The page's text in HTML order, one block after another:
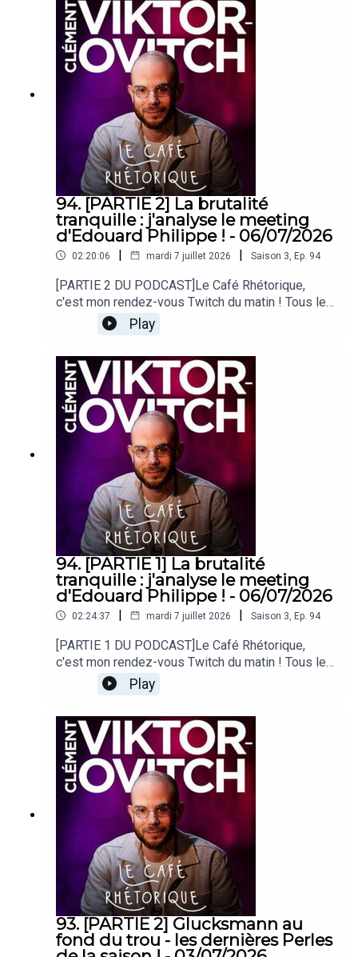
twitch.tv/clemovitch🦋 Bluesky:
https://bsky.app/profile/clemovitch.com📷
Instagram : instagram.com/clemovitch/🧵
Threads : threads.net/@clemovitch📱 TikTok :
tiktok.com/@clemovitch💬 Discord :
discord.gg/clemovitch-922206054308266014
94. [PARTIE 2] La brutalité
tranquille : j'analyse le meeting
d'Edouard Philippe ! - 06/07/2026
02:20:06 | mardi 7 juillet 2026 | Saison 3 Ep. 94
[PARTIE 2 DU PODCAST]Le Café Rhétorique,
c'est mon rendez-vous Twitch du matin ! Tous les
lundi, mercredi et vendredi à 09h00 sur
twitch.tv/clemovitch !Bienvenue dans la
06/07/2026____Rejoins moi :📡 Stream :
twitch.tv/clemovitch🦋 Bluesky:
https://bsky.app/profile/clemovitch.com📷
Instagram : instagram.com/clemovitch/🧵
Threads : threads.net/@clemovitch📱 TikTok :
tiktok.com/@clemovitch💬 Discord :
discord.gg/clemovitch-922206054308266014
Play
94. [PARTIE 1] La brutalité
tranquille : j'analyse le meeting
d'Edouard Philippe ! - 06/07/2026
02:24:37 | mardi 7 juillet 2026 | Saison 3 Ep. 94
[PARTIE 1 DU PODCAST]Le Café Rhétorique,
c'est mon rendez-vous Twitch du matin ! Tous les
lundi, mercredi et vendredi à 09h00 sur
twitch.tv/clemovitch !Bienvenue dans la
06/07/2026____Rejoins moi :📡 Stream :
twitch.tv/clemovitch🦋 Bluesky:
https://bsky.app/profile/clemovitch.com📷
Instagram : instagram.com/clemovitch/🧵
Threads : threads.net/@clemovitch📱 TikTok :
tiktok.com/@clemovitch💬 Discord :
discord.gg/clemovitch-922206054308266014
Play
93. [PARTIE 2] Glucksmann au
fond du trou - les dernières Perles